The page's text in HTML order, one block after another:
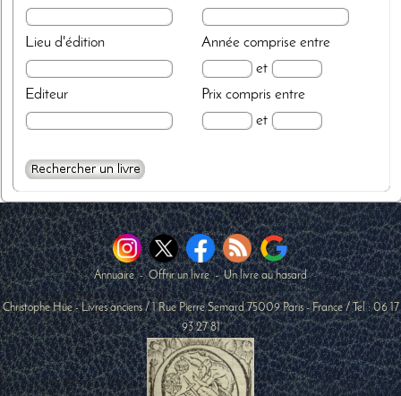
Lieu d'édition
Editeur
Annéecomprise entre
et
Prixcompris entre
et
Annuaire-Offrir un livre-Un livre au hasard
Christophe Hüe - Livres anciens /1 Rue Pierre Semard 75009 Paris-France / Tel :06 17
93 27 81